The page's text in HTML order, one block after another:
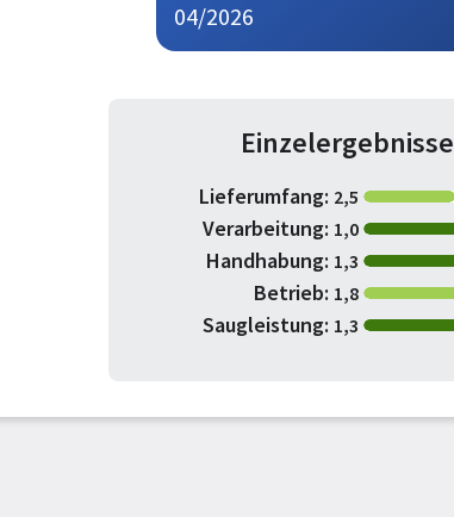
04/2026
Einzelergebnisse
Lieferumfang: 2,5
Verarbeitung: 1,0
Handhabung: 1,3
Betrieb: 1,8
Saugleistung: 1,3